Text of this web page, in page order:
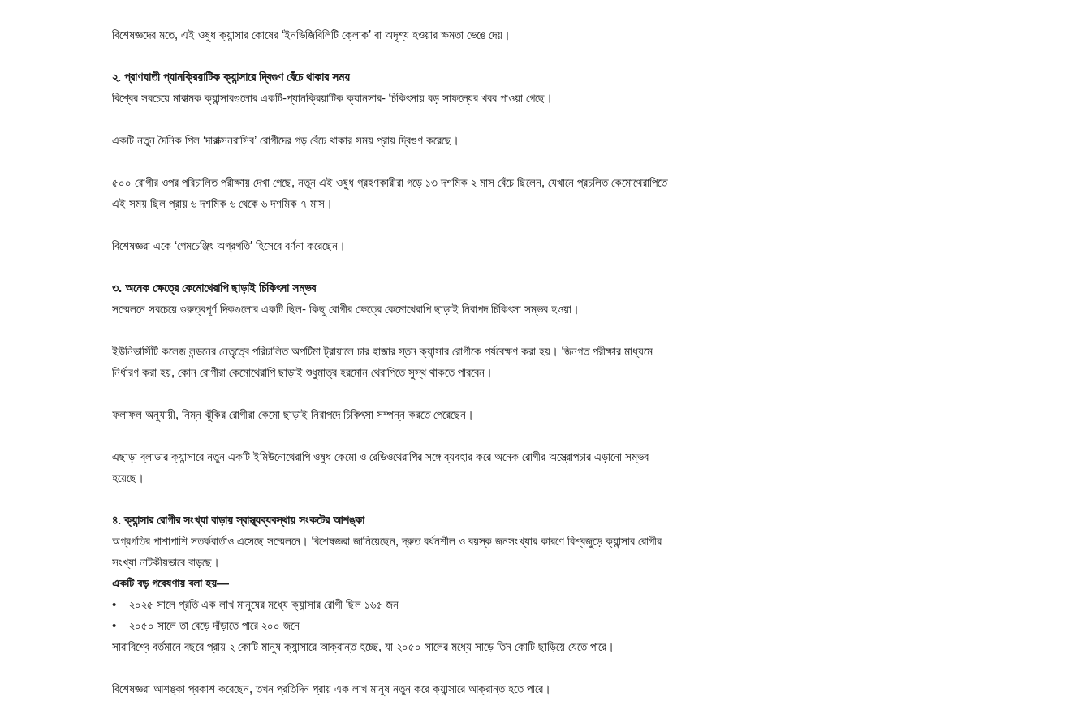
বিশেষজ্ঞদের মতে, এই ওষুধ ক্যান্সার কোষের ‘ইনভিজিবিলিটি ক্লোক’ বা অদৃশ্য হওয়ার ক্ষমতা ভেঙে দেয়।
২. প্রাণঘাতী প্যানক্রিয়াটিক ক্যান্সারে দ্বিগুণ বেঁচে থাকার সময়
বিশ্বের সবচেয়ে মারাত্মক ক্যান্সারগুলোর একটি-প্যানক্রিয়াটিক ক্যানসার- চিকিৎসায় বড় সাফল্যের খবর পাওয়া গেছে।
একটি নতুন দৈনিক পিল ‘দারাক্সনরাসিব’ রোগীদের গড় বেঁচে থাকার সময় প্রায় দ্বিগুণ করেছে।
৫০০ রোগীর ওপর পরিচালিত পরীক্ষায় দেখা গেছে, নতুন এই ওষুধ গ্রহণকারীরা গড়ে ১৩ দশমিক ২ মাস বেঁচে ছিলেন, যেখানে প্রচলিত কেমোথেরাপিতে
এই সময় ছিল প্রায় ৬ দশমিক ৬ থেকে ৬ দশমিক ৭ মাস।
বিশেষজ্ঞরা একে ‘গেমচেঞ্জিং অগ্রগতি’ হিসেবে বর্ণনা করেছেন।
৩. অনেক ক্ষেত্রে কেমোথেরাপি ছাড়াই চিকিৎসা সম্ভব
সম্মেলনে সবচেয়ে গুরুত্বপূর্ণ দিকগুলোর একটি ছিল- কিছু রোগীর ক্ষেত্রে কেমোথেরাপি ছাড়াই নিরাপদ চিকিৎসা সম্ভব হওয়া।
ইউনিভার্সিটি কলেজ লন্ডনের নেতৃত্বে পরিচালিত অপটিমা ট্রায়ালে চার হাজার স্তন ক্যান্সার রোগীকে পর্যবেক্ষণ করা হয়। জিনগত পরীক্ষার মাধ্যমে
নির্ধারণ করা হয়, কোন রোগীরা কেমোথেরাপি ছাড়াই শুধুমাত্র হরমোন থেরাপিতে সুস্থ থাকতে পারবেন।
ফলাফল অনুযায়ী, নিম্ন ঝুঁকির রোগীরা কেমো ছাড়াই নিরাপদে চিকিৎসা সম্পন্ন করতে পেরেছেন।
এছাড়া ব্লাডার ক্যান্সারে নতুন একটি ইমিউনোথেরাপি ওষুধ কেমো ও রেডিওথেরাপির সঙ্গে ব্যবহার করে অনেক রোগীর অস্ত্রোপচার এড়ানো সম্ভব
হয়েছে।
৪. ক্যান্সার রোগীর সংখ্যা বাড়ায় স্বাস্থ্যব্যবস্থায় সংকটের আশঙ্কা
অগ্রগতির পাশাপাশি সতর্কবার্তাও এসেছে সম্মেলনে। বিশেষজ্ঞরা জানিয়েছেন, দ্রুত বর্ধনশীল ও বয়স্ক জনসংখ্যার কারণে বিশ্বজুড়ে ক্যান্সার রোগীর
সংখ্যা নাটকীয়ভাবে বাড়ছে।
একটি বড় গবেষণায় বলা হয়—
• ২০২৫ সালে প্রতি এক লাখ মানুষের মধ্যে ক্যান্সার রোগী ছিল ১৬৫ জন
• ২০৫০ সালে তা বেড়ে দাঁড়াতে পারে ২০০ জনে
সারাবিশ্বে বর্তমানে বছরে প্রায় ২ কোটি মানুষ ক্যান্সারে আক্রান্ত হচ্ছে, যা ২০৫০ সালের মধ্যে সাড়ে তিন কোটি ছাড়িয়ে যেতে পারে।
বিশেষজ্ঞরা আশঙ্কা প্রকাশ করেছেন, তখন প্রতিদিন প্রায় এক লাখ মানুষ নতুন করে ক্যান্সারে আক্রান্ত হতে পারে।